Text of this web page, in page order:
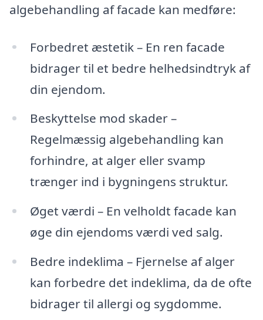
algebehandling af facade kan medføre:
Forbedret æstetik – En ren facade
bidrager til et bedre helhedsindtryk af
din ejendom.
Beskyttelse mod skader –
Regelmæssig algebehandling kan
forhindre, at alger eller svamp
trænger ind i bygningens struktur.
Øget værdi – En velholdt facade kan
øge din ejendoms værdi ved salg.
Bedre indeklima – Fjernelse af alger
kan forbedre det indeklima, da de ofte
bidrager til allergi og sygdomme.